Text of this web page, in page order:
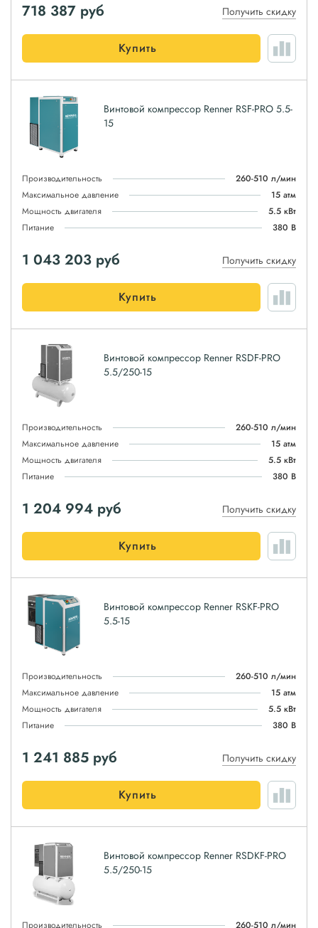
718 387 руб Получить скидку
Купить
Винтовой компрессор Renner RSF-PRO 5.5-
15
Производительность
260-510 л/мин
Максимальное давление
15 атм
Мощность двигателя
5.5 кВт
Питание
380 В
1 043 203 руб Получить скидку
Купить
Винтовой компрессор Renner RSDF-PRO
5.5/250-15
Производительность
260-510 л/мин
Максимальное давление
15 атм
Мощность двигателя
5.5 кВт
Питание
380 В
1 204 994 руб Получить скидку
Купить
Винтовой компрессор Renner RSKF-PRO
5.5-15
Производительность
260-510 л/мин
Максимальное давление
15 атм
Мощность двигателя
5.5 кВт
Питание
380 В
1 241 885 руб Получить скидку
Купить
Винтовой компрессор Renner RSDKF-PRO
5.5/250-15
Производительность 260-510 л/мин